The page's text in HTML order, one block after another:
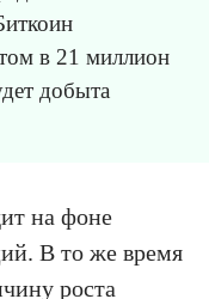
в 21 миллион
добыта
на фоне
В то же время
роста